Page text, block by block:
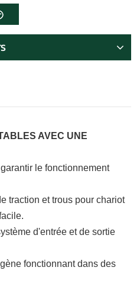
AVEC UNE
le fonctionnement
traction et trous pour chariot
d'entrée et de sortie
fonctionnant dans des